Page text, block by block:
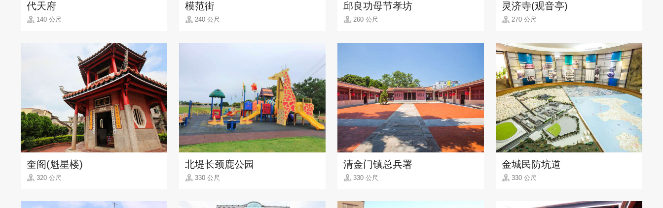
代天府
140 公尺
模范街
240 公尺
邱良功母节孝坊
260 公尺
灵济寺(观音亭)
270 公尺
奎阁(魁星楼)
320 公尺
北堤长颈鹿公园
330 公尺
清金门镇总兵署
330 公尺
金城民防坑道
330 公尺